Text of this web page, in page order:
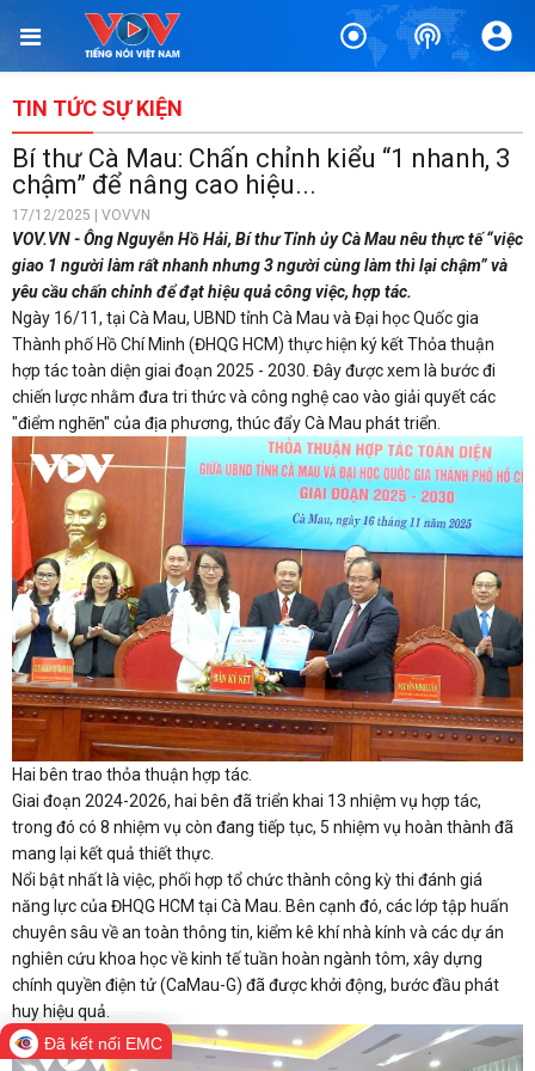
TIN TỨC SỰ KIỆN
Bí thư Cà Mau: Chấn chỉnh kiểu “1 nhanh, 3
chậm” để nâng cao hiệu...
17/12/2025 | VOVVN
VOV.VN - Ông Nguyễn Hồ Hải, Bí thư Tỉnh ủy Cà Mau nêu thực tế “việc
giao 1 người làm rất nhanh nhưng 3 người cùng làm thì lại chậm” và
yêu cầu chấn chỉnh để đạt hiệu quả công việc, hợp tác.
Ngày 16/11, tại Cà Mau, UBND tỉnh Cà Mau và Đại học Quốc gia
Thành phố Hồ Chí Minh (ĐHQG HCM) thực hiện ký kết Thỏa thuận
hợp tác toàn diện giai đoạn 2025 - 2030. Đây được xem là bước đi
chiến lược nhằm đưa tri thức và công nghệ cao vào giải quyết các
"điểm nghẽn" của địa phương, thúc đẩy Cà Mau phát triển.
Hai bên trao thỏa thuận hợp tác.
Giai đoạn 2024-2026, hai bên đã triển khai 13 nhiệm vụ hợp tác,
trong đó có 8 nhiệm vụ còn đang tiếp tục, 5 nhiệm vụ hoàn thành đã
mang lại kết quả thiết thực.
Nổi bật nhất là việc, phối hợp tổ chức thành công kỳ thi đánh giá
năng lực của ĐHQG HCM tại Cà Mau. Bên cạnh đó, các lớp tập huấn
chuyên sâu về an toàn thông tin, kiểm kê khí nhà kính và các dự án
nghiên cứu khoa học về kinh tế tuần hoàn ngành tôm, xây dựng
chính quyền điện tử (CaMau-G) đã được khởi động, bước đầu phát
huy hiệu quả.
Đã kết nối EMC